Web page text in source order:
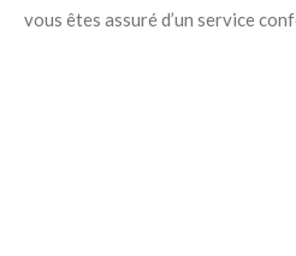
vous êtes assuré d’un service